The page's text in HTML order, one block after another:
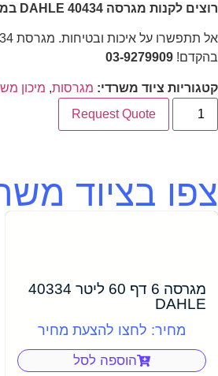
רוצים לקנות מגרסה 40434 DAHLE במחיר הטוב ביותר?
אל תתפשרו על איכות ובטיחות. מגרסת DAHLE 40434 היא השקעה שתשתלם לכם בטווח הארוך.
בהקדם! 03-9279909
קטגוריות ציוד משרדי: מגרסות, מיכון
Request Quote
צפו בציוד
מגרסה 6 דף 60 ליטר 40334
DAHLE
מחיר: לחצו להצעת מחיר
הוספה לסל